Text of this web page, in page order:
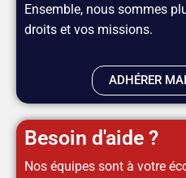
Ensemble, nous sommes
droits et vos missions.
ADHÉRER
Besoin d'aide ?
Nos équipes sont à votre